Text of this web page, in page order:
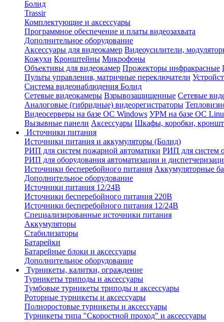
Болид
Trassir
Комплектующие и аксессуары
Программное обеспечение и платы видеозахвата
Дополнительное оборудование
Аксессуары для видеокамер Видеоусилители,
Кожухи Кронштейны Микрофоны
Объективы для видеокамер Прожекторы инфракрасные
Пульты управления, матричные переключатели
Система видеонаблюдения Болид
Сетевые видеокамеры Взрывозащищенные Сетевые
Аналоговые (гибридные) видеорегистраторы
Видеосерверы на базе ОС Windows УРМ на базе ОС
Вызывные панели Аксессуары Шкафы, коробки,
Источники питания
Источники питания и аккумуляторы (Болид)
РИП для систем пожарной автоматики РИП для систем
РИП для оборудования автоматизации и
Источники бесперебойного питания Аккумуляторные
Дополнительное оборудование
Источники питания 12/24В
Источники бесперебойного питания 220В
Источники бесперебойного питания 12/24В
Специализированные источники питания
Аккумуляторы
Стабилизаторы
Батарейки
Батарейные блоки и аксессуары
Дополнительное оборудование
Турникеты, калитки, ограждение
Турникеты триподы и аксессуары
Тумбовые турникеты триподы и аксессуары
Роторные турникеты и аксессуары
Полноростовые турникеты и аксессуары
Турникеты типа "Скоростной проход" и аксессуары